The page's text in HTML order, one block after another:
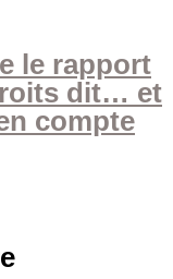
le rapport
dit… et
compte